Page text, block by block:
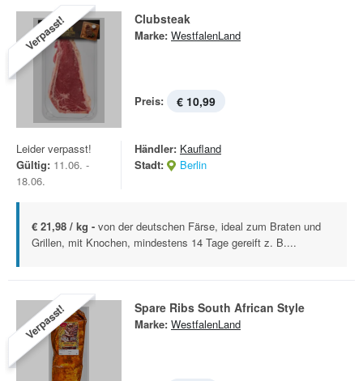
Verpasst! Clubsteak
Marke: WestfalenLand
Preis: € 10,99
Leider verpasst!
Gültig: 11.06. -
18.06.
Händler: Kaufland
Stadt:
Berlin
€ 21,98 / kg - von der deutschen Färse, ideal zum Braten und
Grillen, mit Knochen, mindestens 14 Tage gereift z. B....
Verpasst! Spare Ribs South African Style
Marke: WestfalenLand